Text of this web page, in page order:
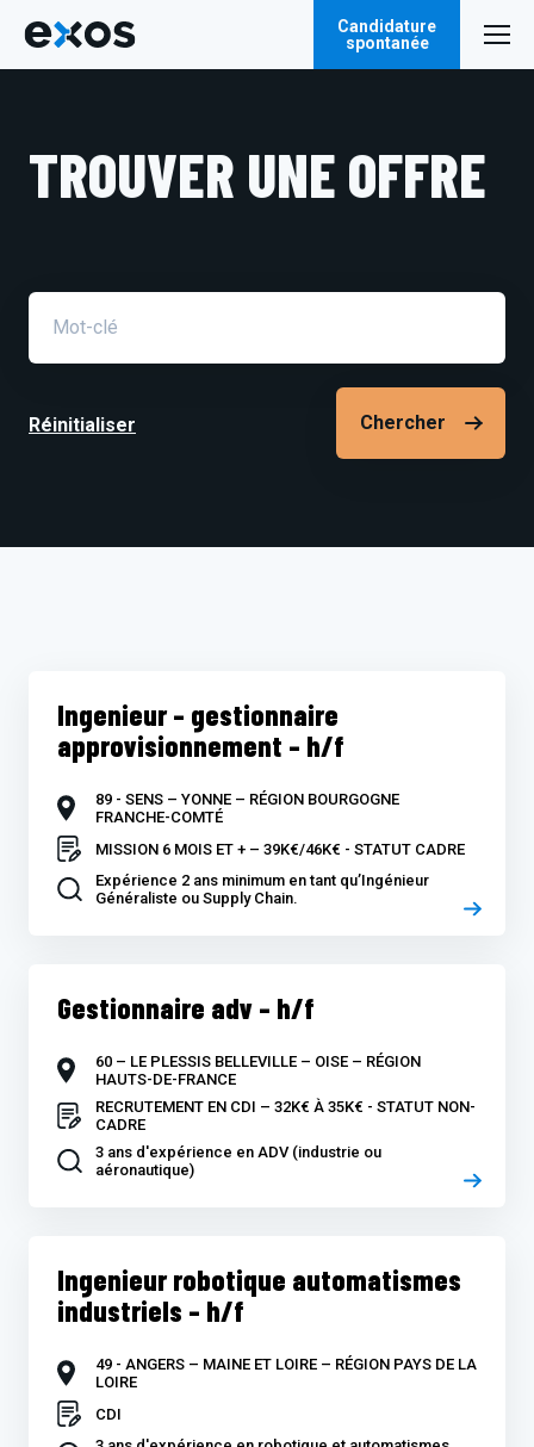
Candidature
spontanée
TROUVER UNE OFFRE
Champ
recherche
Réinitialiser
Ingenieur – gestionnaire
approvisionnement – h/f
89 - SENS – YONNE – RÉGION BOURGOGNE
FRANCHE-COMTÉ
MISSION 6 MOIS ET + – 39K€/46K€ - STATUT CADRE
Expérience 2 ans minimum en tant qu’Ingénieur
Généraliste ou Supply Chain.
Gestionnaire adv – h/f
60 – LE PLESSIS BELLEVILLE – OISE – RÉGION
HAUTS-DE-FRANCE
RECRUTEMENT EN CDI – 32K€ À 35K€ - STATUT NON-
CADRE
3 ans d'expérience en ADV (industrie ou
aéronautique)
Ingenieur robotique automatismes
industriels – h/f
49 - ANGERS – MAINE ET LOIRE – RÉGION PAYS DE LA
LOIRE
CDI